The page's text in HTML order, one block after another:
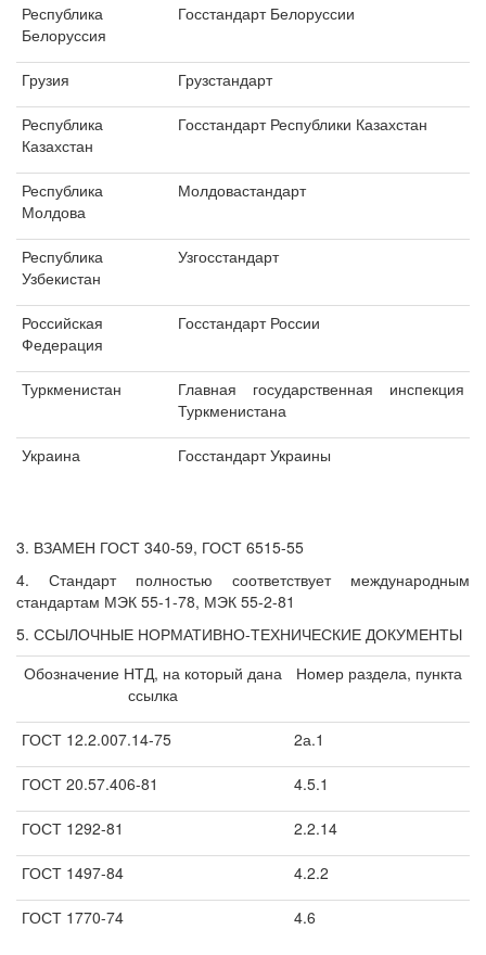
Республика
Белоруссия
Госстандарт Белоруссии
Грузия Грузстандарт
Республика
Казахстан
Госстандарт Республики Казахстан
Республика
Молдова
Молдовастандарт
Республика
Узбекистан
Узгосстандарт
Российская
Федерация
Госстандарт России
Туркменистан
Главная государственная инспекция
Туркменистана
Украина Госстандарт Украины
3. ВЗАМЕН ГОСТ 340-59, ГОСТ 6515-55
4. Стандарт полностью соответствует международным
стандартам МЭК 55-1-78, МЭК 55-2-81
5. ССЫЛОЧНЫЕ НОРМАТИВНО-ТЕХНИЧЕСКИЕ ДОКУМЕНТЫ
Обозначение НТД, на который дана
ссылка
Номер раздела, пункта
ГОСТ 12.2.007.14-75 2а.1
ГОСТ 20.57.406-81 4.5.1
ГОСТ 1292-81 2.2.14
ГОСТ 1497-84 4.2.2
ГОСТ 1770-74 4.6